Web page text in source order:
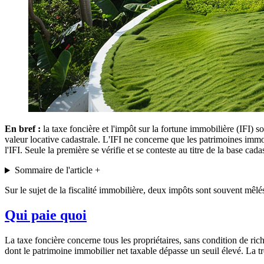
En bref : la taxe foncière et l'impôt sur la fortune immobilière (IFI)
valeur locative cadastrale. L'IFI ne concerne que les patrimoines
l'IFI. Seule la première se vérifie et se conteste au titre de la base
Sommaire de l'article+
Sur le sujet de la fiscalité immobilière, deux impôts sont souvent
Qui paie quoi
La taxe foncière concerne tous les propriétaires, sans condition de
dont le patrimoine immobilier net taxable dépasse un seuil élevé. La